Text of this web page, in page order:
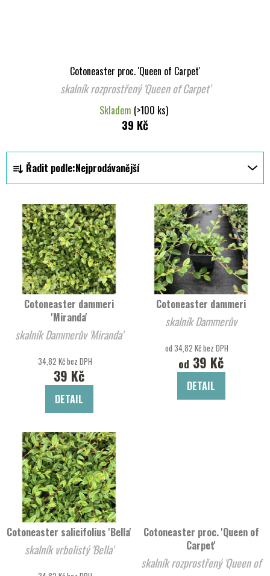
Cotoneaster proc. 'Queen of Carpet'
skalník rozprostřený 'Queen of Carpet'
Skladem (>100 ks)
39 Kč
Ř
z
Řadit podle:Nejprodávanější
Cotoneaster dammeri
'Miranda'
skalník Dammerův 'Miranda'
34,82 Kč bez DPH
39 Kč
DETAIL
Cotoneaster dammeri
skalník Dammerův
od 34,82 Kč bez DPH
od 39 Kč
DETAIL
Cotoneaster salicifolius 'Bella'
skalník vrbolistý 'Bella'
Cotoneaster proc. 'Queen of
Carpet'
skalník rozprostřený 'Queen of